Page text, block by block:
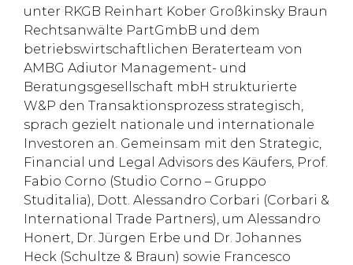
unter RKGB Reinhart Kober Großkinsky Braun
Rechtsanwälte PartGmbB und dem
betriebswirtschaftlichen Beraterteam von
AMBG Adiutor Management- und
Beratungsgesellschaft mbH strukturierte
W&P den Transaktionsprozess strategisch,
sprach gezielt nationale und internationale
Investoren an. Gemeinsam mit den Strategic,
Financial und Legal Advisors des Käufers, Prof.
Fabio Corno (Studio Corno – Gruppo
Studitalia), Dott. Alessandro Corbari (Corbari &
International Trade Partners), um Alessandro
Honert, Dr. Jürgen Erbe und Dr. Johannes
Heck (Schultze & Braun) sowie Francesco